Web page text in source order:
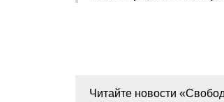
Читайте новости